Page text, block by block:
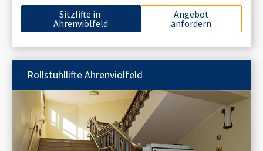
Sitzlifte in
Ahrenviölfeld
Angebot
anfordern
RollstuhllifteAhrenviölfeld